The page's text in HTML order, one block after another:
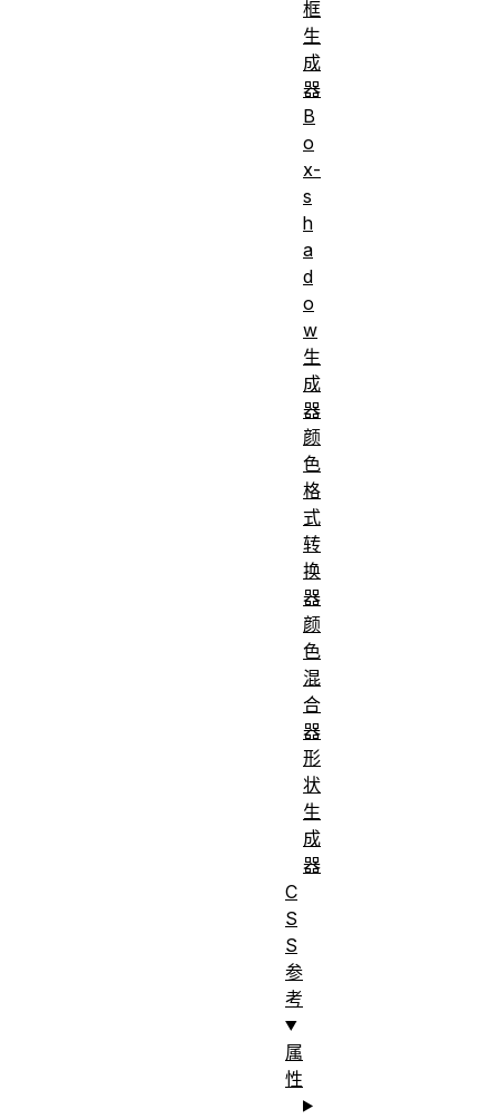
框
生
成
器
B
o
x-
s
h
a
d
o
w
生
成
器
颜
色
格
式
转
换
器
颜
色
混
合
器
形
状
生
成
器
C
S
S
参
考
属
性